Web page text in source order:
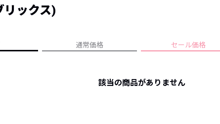
ーデ紹介
HOTなコーデ TOP20
人気記事ランキング
プライバシーポリシー
リックス)
通常価格 セール価格
該当の商品がありません